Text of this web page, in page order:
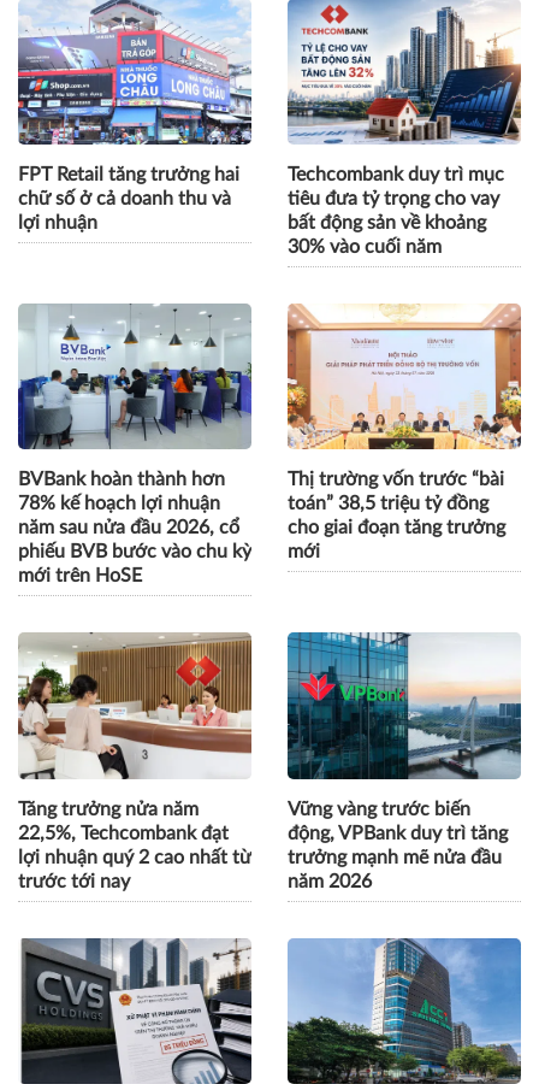
FPT Retail tăng trưởng hai
chữ số ở cả doanh thu và
lợi nhuận
Techcombank duy trì mục
tiêu đưa tỷ trọng cho vay
bất động sản về khoảng
30% vào cuối năm
BVBank hoàn thành hơn
78% kế hoạch lợi nhuận
năm sau nửa đầu 2026, cổ
phiếu BVB bước vào chu kỳ
mới trên HoSE
Thị trường vốn trước “bài
toán” 38,5 triệu tỷ đồng
cho giai đoạn tăng trưởng
mới
Tăng trưởng nửa năm
22,5%, Techcombank đạt
lợi nhuận quý 2 cao nhất từ
trước tới nay
Vững vàng trước biến
động, VPBank duy trì tăng
trưởng mạnh mẽ nửa đầu
năm 2026